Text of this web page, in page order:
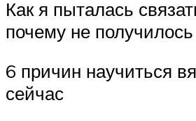
Как я пыталась
почему не получилось
6 причин научиться
сейчас